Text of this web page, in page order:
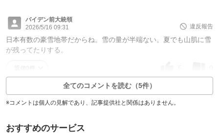
バイデン前大統領
2026/5/16 09:31
違反報告
日本有数の豪雪地帯だからね。雪の量が半端ない。夏でも山肌に雪
が残ってたりする。
全てのコメントを読む（5件）
※コメントは個人の見解であり、記事提供社と関係はありません。
おすすめのサービス